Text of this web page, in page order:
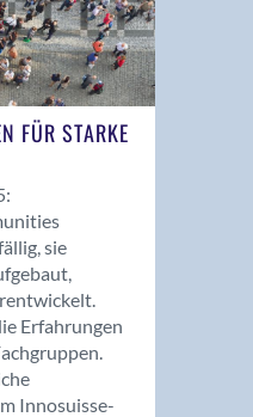
FÜR STARKE
sie
Erfahrungen
Innosuisse-